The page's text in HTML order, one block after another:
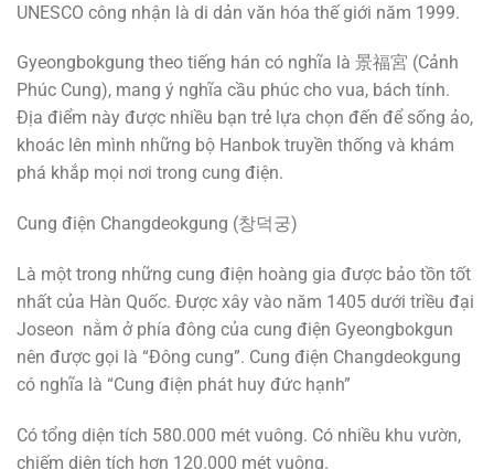
UNESCO công nhận là di dản văn hóa thế giới năm 1999.
Gyeongbokgung theo tiếng hán có nghĩa là 景福宮 (Cảnh
Phúc Cung), mang ý nghĩa cầu phúc cho vua, bách tính.
Địa điểm này được nhiều bạn trẻ lựa chọn đến để sống ảo,
khoác lên mình những bộ Hanbok truyền thống và khám
phá khắp mọi nơi trong cung điện.
Cung điện Changdeokgung (창덕궁)
Là một trong những cung điện hoàng gia được bảo tồn tốt
nhất của Hàn Quốc. Được xây vào năm 1405 dưới triều đại
Joseon nằm ở phía đông của cung điện Gyeongbokgun
nên được gọi là “Đông cung”. Cung điện Changdeokgung
có nghĩa là “Cung điện phát huy đức hạnh”
Có tổng diện tích 580.000 mét vuông. Có nhiều khu vườn,
chiếm diện tích hơn 120.000 mét vuông.